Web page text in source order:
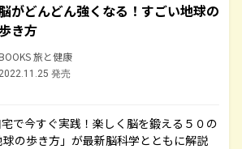
がどんどん強くなる！すごい地球の
き方
旅と健康
2022.11.25 発売
で今すぐ実践！楽しく脳を鍛える５０の
球の歩き方」が最新脳科学とともに解説